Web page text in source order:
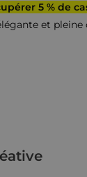
5 % de
et pleine